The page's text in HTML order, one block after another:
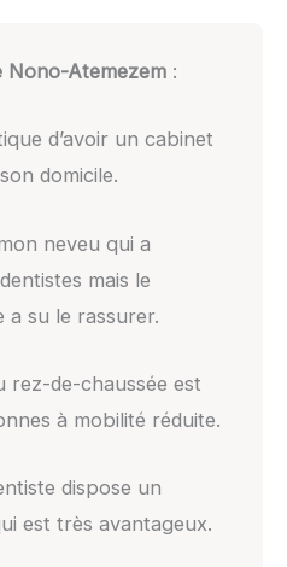
Nono-Atemezem:
d’avoir un cabinet
domicile.
neveu qui a
mais le
su le rassurer.
rez-de-chaussée est
à mobilité réduite.
dispose un
est très avantageux.